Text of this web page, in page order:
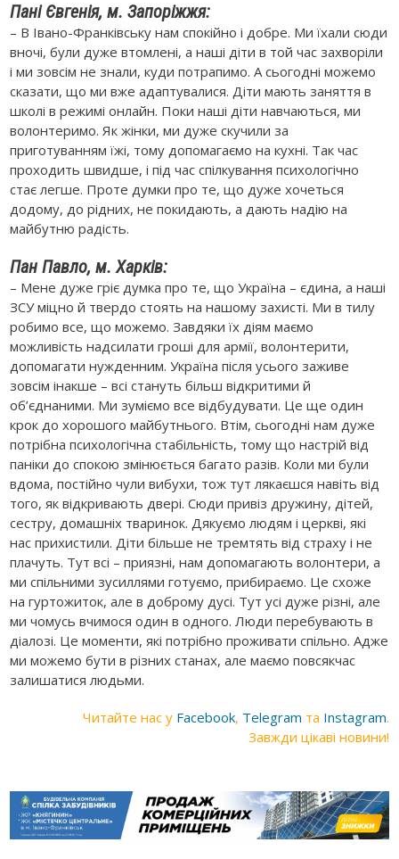
Пані Євгенія, м. Запоріжжя:
– В Івано-Франківську нам спокійно і добре. Ми їхали сюди
вночі, були дуже втомлені, а наші діти в той час захворіли
і ми зовсім не знали, куди потрапимо. А сьогодні можемо
сказати, що ми вже адаптувалися. Діти мають заняття в
школі в режимі онлайн. Поки наші діти навчаються, ми
волонтеримо. Як жінки, ми дуже скучили за
приготуванням їжі, тому допомагаємо на кухні. Так час
проходить швидше, і під час спілкування психологічно
стає легше. Проте думки про те, що дуже хочеться
додому, до рідних, не покидають, а дають надію на
майбутню радість.
Пан Павло, м. Харків:
– Мене дуже гріє думка про те, що Україна – єдина, а наші
ЗСУ міцно й твердо стоять на нашому захисті. Ми в тилу
робимо все, що можемо. Завдяки їх діям маємо
можливість надсилати гроші для армії, волонтерити,
допомагати нужденним. Україна після усього заживе
зовсім інакше – всі стануть більш відкритими й
об’єднаними. Ми зуміємо все відбудувати. Це ще один
крок до хорошого майбутнього. Втім, сьогодні нам дуже
потрібна психологічна стабільність, тому що настрій від
паніки до спокою змінюється багато разів. Коли ми були
вдома, постійно чули вибухи, тож тут лякаєшся навіть від
того, як відкривають двері. Сюди привіз дружину, дітей,
сестру, домашніх тваринок. Дякуємо людям і церкві, які
нас прихистили. Діти більше не тремтять від страху і не
плачуть. Тут всі – приязні, нам допомагають волонтери, а
ми спільними зусиллями готуємо, прибираємо. Це схоже
на гуртожиток, але в доброму дусі. Тут усі дуже різні, але
ми чомусь вчимося один в одного. Люди перебувають в
діалозі. Це моменти, які потрібно проживати спільно. Адже
ми можемо бути в різних станах, але маємо повсякчас
залишатися людьми.
Читайте нас у Facebook, Telegram та Instagram.
Завжди цікаві новини!